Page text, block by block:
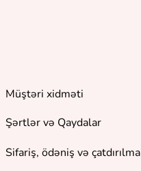
Müştəri xidməti
Şərtlər və Qaydalar
Sifariş, ödəniş və çatdırılma